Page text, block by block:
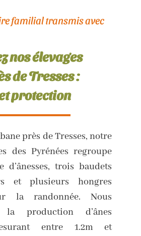
familial transmis avec
nos élevages
de Tresses :
protection
près de Tresses, notre
des Pyrénées regroupe
d’ânesses, trois baudets
et plusieurs hongres
la randonnée. Nous
la production d’ânes
entre 1.2m et